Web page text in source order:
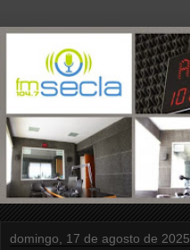
domingo, 17 de agosto de 2025